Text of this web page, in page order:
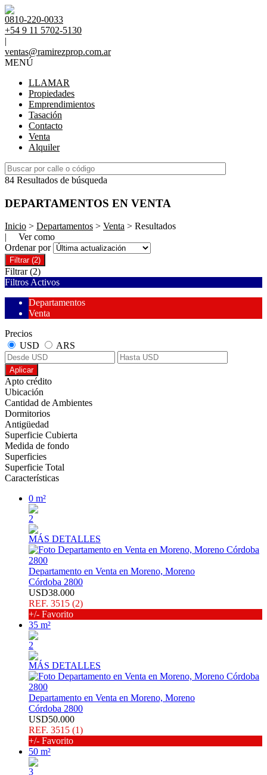
0810-220-0033
+54 9 11 5702-5130
|
ventas@ramirezprop.com.ar
MENÚ
LLAMAR
Propiedades
Emprendimientos
Tasación
Contacto
Venta
Alquiler
84 Resultados de búsqueda
DEPARTAMENTOS EN VENTA
Inicio > Departamentos > Venta > Resultados
| Ver como
Ordenar por
Filtrar (2)
Filtrar (2)
Filtros Activos
Departamentos
Venta
Precios
USD
ARS
Aplicar
Apto crédito
Ubicación
Cantidad de Ambientes
Dormitorios
Antigüedad
Superficie Cubierta
Medida de fondo
Superficies
Superficie Total
Características
0 m²
2
MÁS DETALLES
Departamento en Venta en Moreno, Moreno
Córdoba 2800
USD38.000
REF. 3515 (2)
+/- Favorito
35 m²
2
MÁS DETALLES
Departamento en Venta en Moreno, Moreno
Córdoba 2800
USD50.000
REF. 3515 (1)
+/- Favorito
50 m²
3